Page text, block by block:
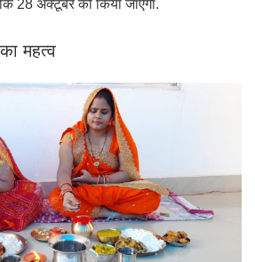
28 अक्टूबर को किया जाएगा.
महत्व